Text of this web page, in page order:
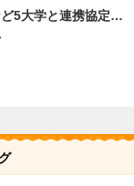
5大学と連携協定…